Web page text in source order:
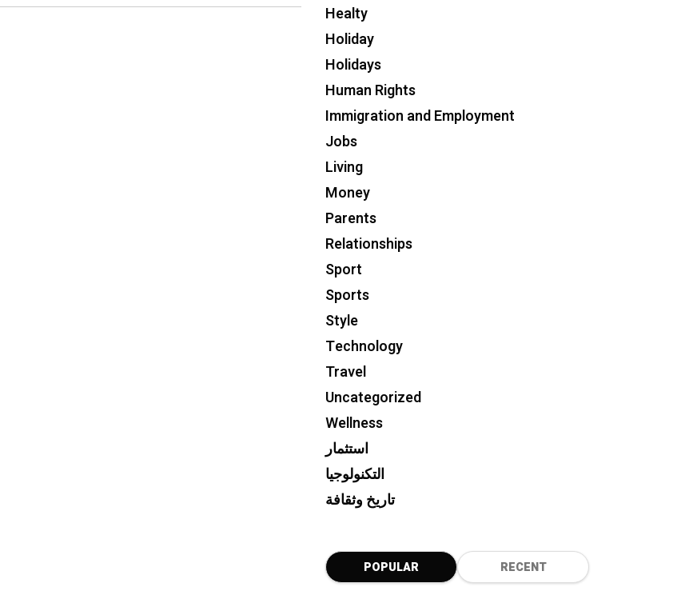
Healty
Holiday
Holidays
Human Rights
Immigration and Employment
Jobs
Living
Money
Parents
Relationships
Sport
Sports
Style
Technology
Travel
Uncategorized
Wellness
استثمار
التكنولوجيا
تاريخ وثقافة
POPULAR RECENT